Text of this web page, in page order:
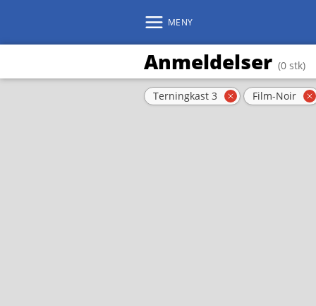
MENY
Anmeldelser (0 stk)
Aktive filter
Terningkast 3 Fjern filter
Film-Noir